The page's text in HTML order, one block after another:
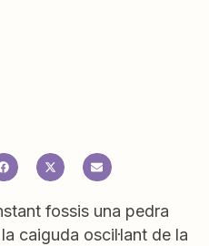
fossis una pedra
caiguda oscil·lant de la